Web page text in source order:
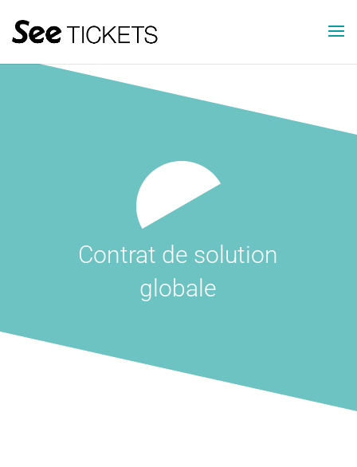
Contrat de solution
globale